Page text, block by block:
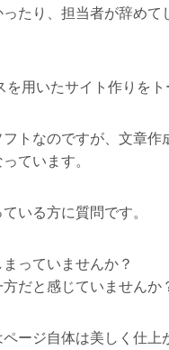
たり、担当者が辞め
用いたサイト作りをト
トなのですが、文章
ています。
いる方に質問です。
っていませんか？
だと感じていませんか
ージ自体は美しく仕